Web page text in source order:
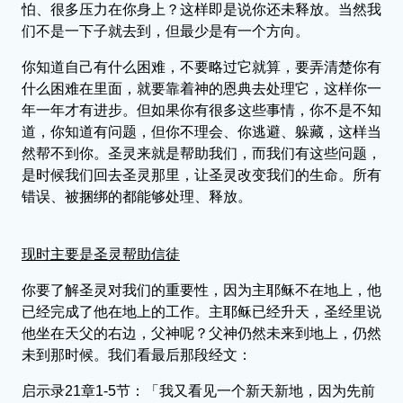
怕、很多压力在你身上？这样即是说你还未释放。当然我
们不是一下子就去到，但最少是有一个方向。
你知道自己有什么困难，不要略过它就算，要弄清楚你有
什么困难在里面，就要靠着神的恩典去处理它，这样你一
年一年才有进步。但如果你有很多这些事情，你不是不知
道，你知道有问题，但你不理会、你逃避、躲藏，这样当
然帮不到你。圣灵来就是帮助我们，而我们有这些问题，
是时候我们回去圣灵那里，让圣灵改变我们的生命。所有
错误、被捆绑的都能够处理、释放。
现时主要是圣灵帮助信徒
你要了解圣灵对我们的重要性，因为主耶稣不在地上，他
已经完成了他在地上的工作。主耶稣已经升天，圣经里说
他坐在天父的右边，父神呢？父神仍然未来到地上，仍然
未到那时候。我们看最后那段经文：
启示录21章1-5节：「我又看见一个新天新地，因为先前